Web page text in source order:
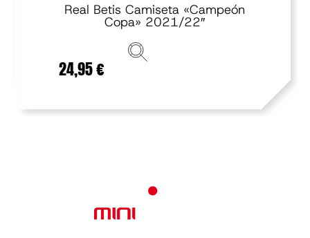
Real Betis Camiseta «Campeón
Copa» 2021/22″
24,95€